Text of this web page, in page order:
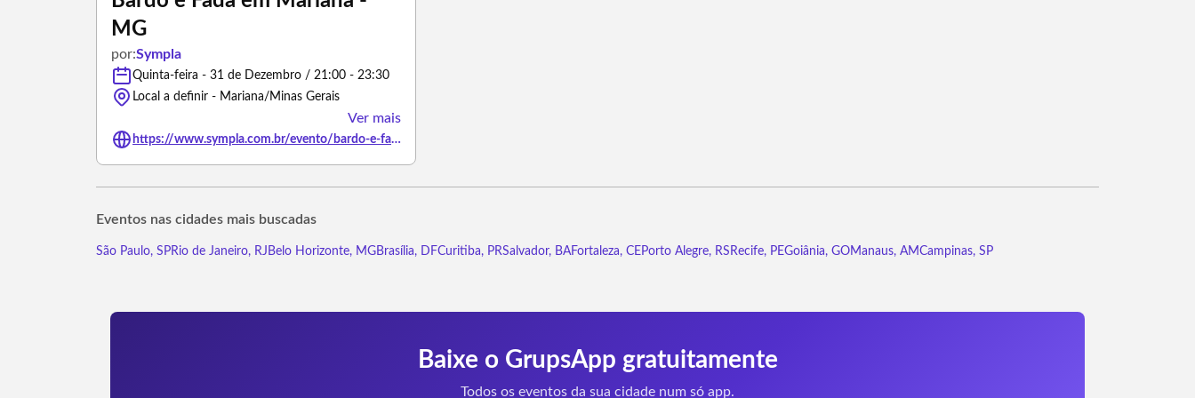
MG
por:Sympla
Quinta-feira - 31 de Dezembro / 21:00 - 23:30
Local a definir - Mariana/Minas Gerais
Ver mais
https://www.sympla.com.br/evento/bardo-e-fada-em-mariana-mg/3238995
Eventos nas cidades mais buscadas
São Paulo, SPRio de Janeiro, RJ Belo Horizonte, MGBrasília, DFCuritiba, PRSalvador, BAFortaleza, CEPorto Alegre, RS Recife, PEGoiânia, GOManaus, AMCampinas, SP
Baixe o GrupsApp gratuitamente
Todos os eventos da sua cidade num só app.